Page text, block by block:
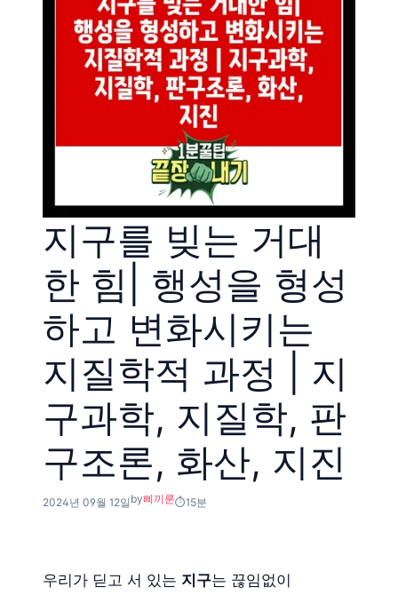
지구를 빚는 거대
한 힘| 행성을 형성
하고 변화시키는
지질학적 과정 | 지
구과학, 지질학, 판
구조론, 화산, 지진
2024년 09월 12일 by삐끼룬 15분
우리가 딛고 서 있는 지구는 끊임없이